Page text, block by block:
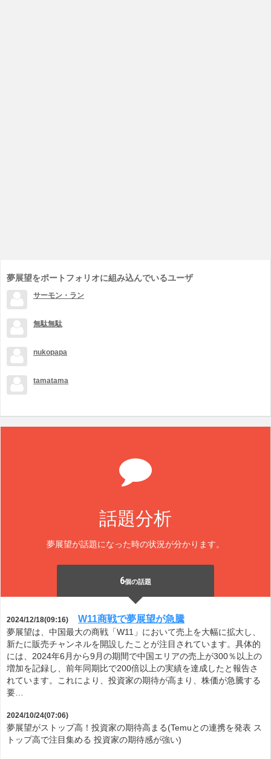
夢展望をポートフォリオに組み込んでいるユーザ
サーモン・ラン
無駄無駄
nukopapa
tamatama
話題分析
夢展望が話題になった時の状況が分かります。
6個の話題
2024/12/18(09:16) W11商戦で夢展望が急騰
夢展望は、中国最大の商戦「W11」において売上を大幅に拡大し、
新たに販売チャンネルを開設したことが注目されています。具体的
には、2024年6月から9月の期間で中国エリアの売上が300％以上の
増加を記録し、前年同期比で200倍以上の実績を達成したと報告さ
れています。これにより、投資家の期待が高まり、株価が急騰する
要…
2024/10/24(07:06)
夢展望がストップ高！投資家の期待高まる(Temuとの連携を発表 ス
トップ高で注目集める 投資家の期待感が強い)